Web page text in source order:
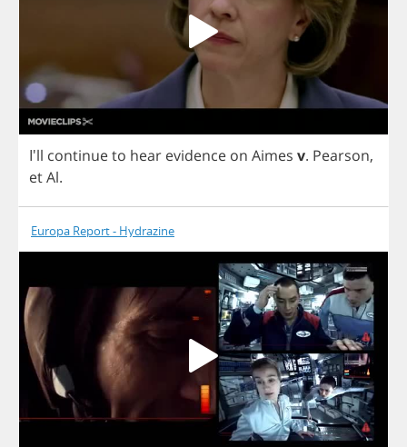
I'll continueto hear evidence on Aimes v. Pearson,
etAl.
Europa Report - Hydrazine